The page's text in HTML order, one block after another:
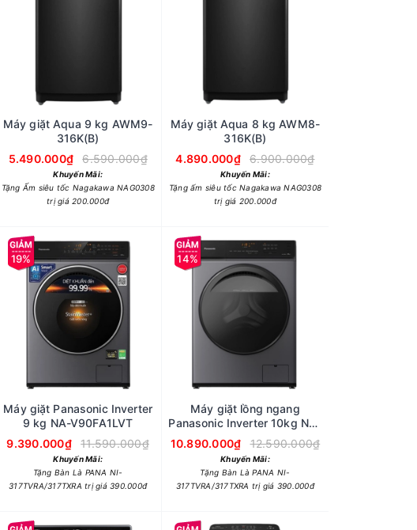
Máy giặt Aqua 9 kg AWM9-
316K(B)
5.490.000₫
6.590.000₫
Khuyến Mãi:
Tặng Ấm siêu tốc Nagakawa NAG0308
trị giá 200.000đ
Máy giặt Aqua 8 kg AWM8-
316K(B)
4.890.000₫
6.900.000₫
Khuyến Mãi:
Tặng ấm siêu tốc Nagakawa NAG0308
trị giá 200.000đ
19%
Máy giặt Panasonic Inverter
9 kg NA-V90FA1LVT
9.390.000₫
11.590.000₫
Khuyến Mãi:
Tặng Bàn Là PANA NI-
317TVRA/317TXRA trị giá 390.000đ
14%
Máy giặt lồng ngang
Panasonic Inverter 10kg NA-
V10FA1LVT
10.890.000₫ 12.590.000₫
Khuyến Mãi:
Tặng Bàn Là PANA NI-
317TVRA/317TXRA trị giá 390.000đ